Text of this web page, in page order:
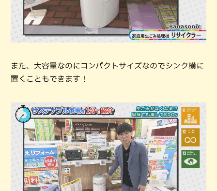
また、大容量なのにコンパクトサイズなのでシンク横に
置くこともできます！